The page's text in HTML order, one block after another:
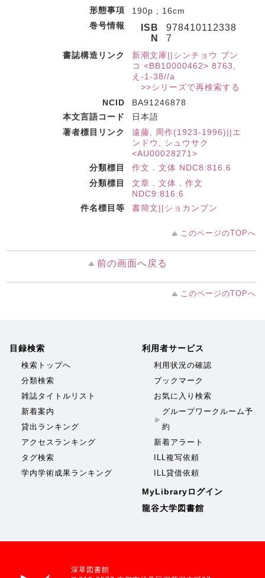
形態事項
190p ; 16cm
巻号情報
ISB
N
978410112338
7
書誌構造リンク
新潮文庫||シンチョウ ブン
コ <BB10000462> 8763,
え-1-38//a
>>シリーズで再検索する
NCID
BA91246878
本文言語コード
日本語
著者標目リンク
遠藤, 周作(1923-1996)||エ
ンドウ, シュウサク
<AU00028271>
分類標目
作文．文体 NDC8:816.6
分類標目
文章．文体．作文
NDC9:816.6
件名標目等
書簡文||ショカンブン
このページのTOPへ
前の画面へ戻る
このページのTOPへ
目録検索
検索トップへ
分類検索
雑誌タイトルリスト
新着案内
貸出ランキング
アクセスランキング
タグ検索
学内学術成果ランキング
利用者サービス
利用状況の確認
ブックマーク
お気に入り検索
グループワークルーム予
約
新着アラート
ILL複写依頼
ILL貸借依頼
MyLibraryログイン
龍谷大学図書館
深草図書館